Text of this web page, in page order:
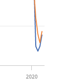
2020